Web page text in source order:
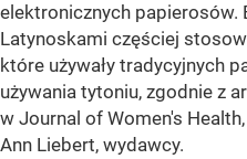
elektronicznych papierosów.
Latynoskami częściej
które używały tradycyjnych
używania tytoniu, zgodnie z
w Journal of Women's
Ann Liebert, wydawcy.